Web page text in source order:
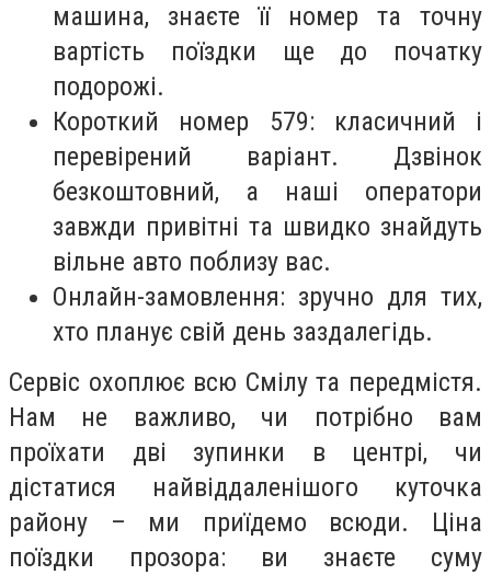
машина, знаєте її номер та точну
вартість поїздки ще до початку
подорожі.
Короткий номер 579: класичний і
перевірений варіант. Дзвінок
безкоштовний, а наші оператори
завжди привітні та швидко знайдуть
вільне авто поблизу вас.
Онлайн-замовлення: зручно для тих,
хто планує свій день заздалегідь.
Сервіс охоплює всю Смілу та передмістя.
Нам не важливо, чи потрібно вам
проїхати дві зупинки в центрі, чи
дістатися найвіддаленішого куточка
району – ми приїдемо всюди. Ціна
поїздки прозора: ви знаєте суму